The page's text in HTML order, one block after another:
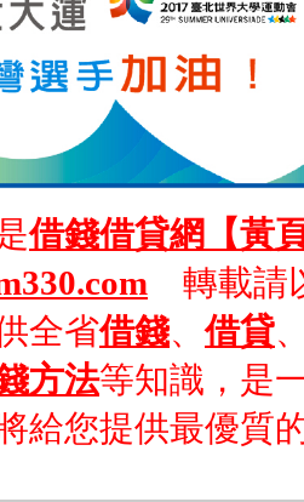
借錢借貸網【黃
轉載請
全省借錢、借貸
方法等知識，是
給您提供最優質